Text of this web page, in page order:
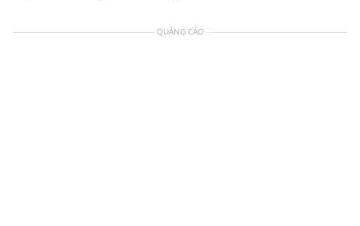
QUẢNG CÁO